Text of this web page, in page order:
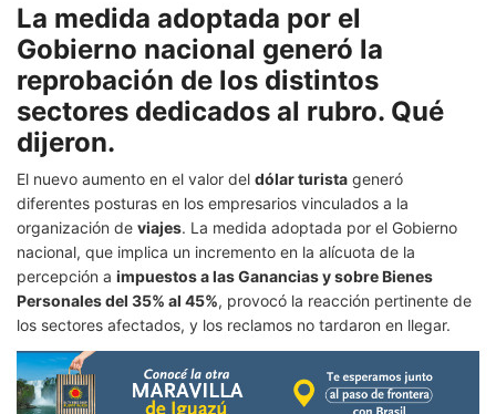
La medida adoptada por el
Gobierno nacional generó la
reprobación de los distintos
sectores dedicados al rubro. Qué
dijeron.
El nuevo aumento en el valor del dólar turista generó
diferentes posturas en los empresarios vinculados a la
organización de viajes. La medida adoptada por el Gobierno
nacional, que implica un incremento en la alícuota de la
percepción a impuestos a las Ganancias y sobre Bienes
Personales del 35% al 45%, provocó la reacción pertinente de
los sectores afectados, y los reclamos no tardaron en llegar.